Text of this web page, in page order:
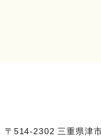
〒514-2302 三重県津